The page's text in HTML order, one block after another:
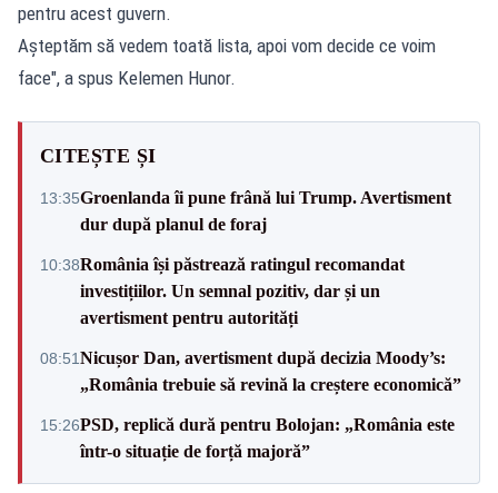
pentru acest guvern.
Așteptăm să vedem toată lista, apoi vom decide ce voim
face", a spus Kelemen Hunor.
CITEȘTE ȘI
13:35Groenlanda îi pune frână lui Trump. Avertisment
dur după planul de foraj
10:38România își păstrează ratingul recomandat
investițiilor. Un semnal pozitiv, dar și un
avertisment pentru autorități
08:51Nicușor Dan, avertisment după decizia Moody’s:
„România trebuie să revină la creștere economică”
15:26PSD, replică dură pentru Bolojan: „România este
într-o situație de forță majoră”